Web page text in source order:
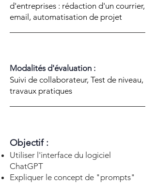
d'entreprises : rédaction d'un courrier,
email, automatisation de projet
Modalités d'évaluation :
Suivi de collaborateur, Test de niveau,
travaux pratiques
Objectif :
Utiliser l'interface du logiciel
ChatGPT
Expliquer le concept de "prompts"